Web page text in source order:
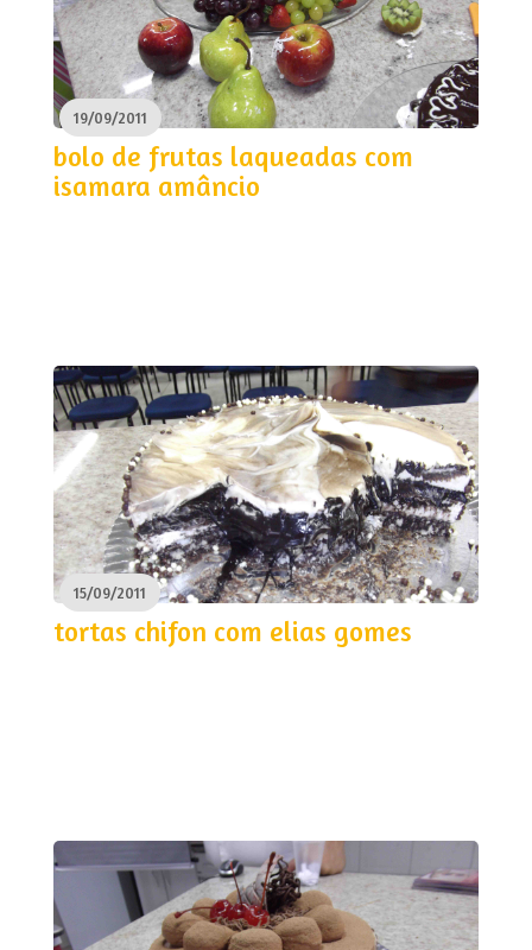
19/09/2011
bolo de frutas laqueadas com
isamara amâncio
15/09/2011
tortas chifon com elias gomes